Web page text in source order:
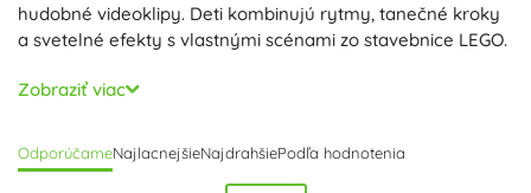
hudobné videoklipy. Deti kombinujú rytmy, tanečné kroky
a svetelné efekty s vlastnými scénami zo stavebnice LEGO.
BeatBits pridávajú zvukové efekty, beaty, filtre aj
choreografie – stačí ich naskenovať a scéna ožije. BeatBox
umelcov majú jedinečné doplnky a nástroje. Vďaka
jednoduchému ovládaniuakreatívnej
Zobraziť viac
OdporúčameNajlacnejšieNajdrahšiePodľa hodnotenia